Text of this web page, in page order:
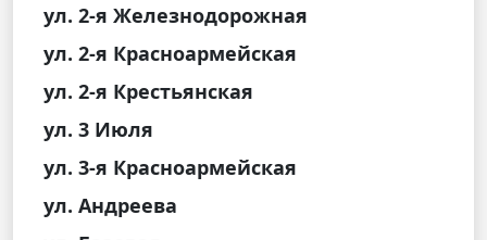
ул. 2-я Железнодорожная
ул. 2-я Красноармейская
ул. 2-я Крестьянская
ул. 3 Июля
ул. 3-я Красноармейская
ул. Андреева